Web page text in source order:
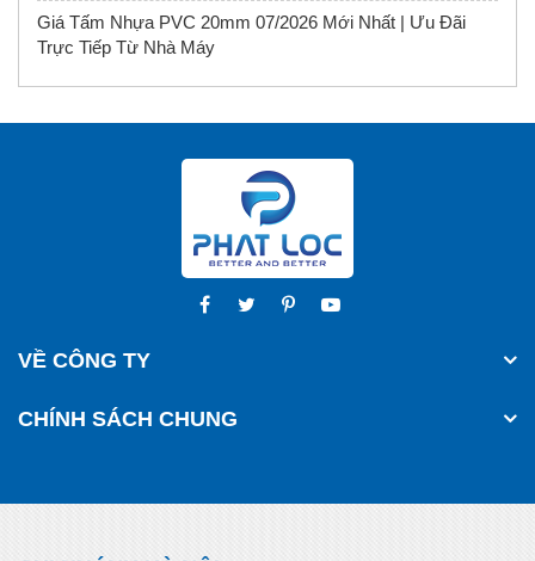
Giá Tấm Nhựa PVC 20mm 07/2026 Mới Nhất | Ưu Đãi
Trực Tiếp Từ Nhà Máy
VỀ CÔNG TY
CHÍNH SÁCH CHUNG